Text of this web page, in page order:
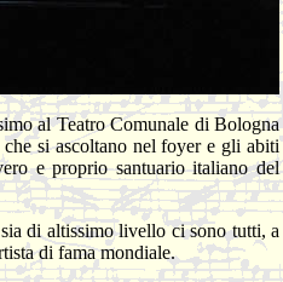
al Teatro Comunale di Bologna
si ascoltano nel foyer e gli abiti
e proprio santuario italiano del
di altissimo livello ci sono tutti, a
di fama mondiale.